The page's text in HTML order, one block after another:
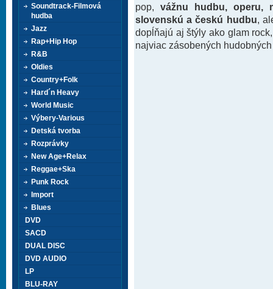
pop, vážnu hudbu, operu,
slovenskú a českú hudbu ,
dopĺňajú aj štýly ako glam
najviac zásobených
Soundtrack-Filmová
hudba
Jazz
Rap+Hip Hop
R&B
Oldies
Country+Folk
Hard´n Heavy
World Music
Výbery-Various
Detská tvorba
Rozprávky
New Age+Relax
Reggae+Ska
Punk Rock
Import
Blues
DVD
SACD
DUAL DISC
DVD AUDIO
LP
BLU-RAY